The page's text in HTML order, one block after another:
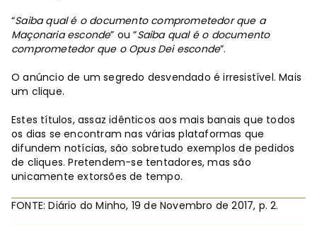
“Saiba qual é o documento comprometedor que a
Maçonaria esconde” ou “Saiba qual é o documento
comprometedor que o Opus Dei esconde”.
O anúncio de um segredo desvendado é irresistível. Mais
um clique.
Estes títulos, assaz idênticos aos mais banais que todos
os dias se encontram nas várias plataformas que
difundem notícias, são sobretudo exemplos de pedidos
de cliques. Pretendem-se tentadores, mas são
unicamente extorsões de tempo.
FONTE: Diário do Minho, 19 de Novembro de 2017, p. 2.